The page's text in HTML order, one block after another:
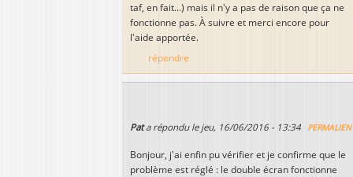
taf, en fait...) mais il n'y a pas de raison que ça ne
fonctionne pas. À suivre et merci encore pour
l'aide apportée.
répondre
Pata répondu le jeu, 16/06/2016 - 13:34 PERMALIEN
Bonjour, j'ai enfin pu vérifier et je confirme que le
problème est réglé : le double écran fonctionne